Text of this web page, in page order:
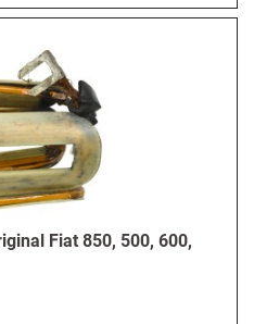
Fiat 850, 500, 600,